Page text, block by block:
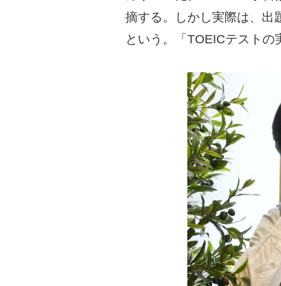
摘する。しかし実際は、出
という。「TOEICテストの